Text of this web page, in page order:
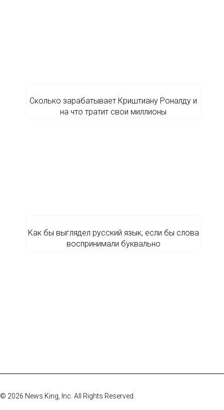
Сколько зарабатывает Криштиану Роналду и
на что тратит свои миллионы
Как бы выглядел русский язык, если бы слова
воспринимали буквально
© 2026 News King, Inc. All Rights Reserved.